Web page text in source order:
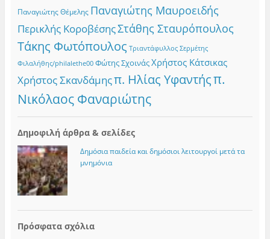
Παναγιώτης Θέμελης Παναγιώτης Μαυροειδής
Περικλής ΚοροβέσηςΣτάθης Σταυρόπουλος
Τάκης Φωτόπουλος Τριαντάφυλλος Σερμέτης
Φιλαλήθης/philalethe00 Φώτης ΣχοινάςΧρήστος Κάτσικας
Χρήστος Σκανδάμηςπ. Ηλίας Υφαντήςπ.
Νικόλαος Φαναριώτης
Δημοφιλή άρθρα & σελίδες
Δημόσια παιδεία και δημόσιοι λειτουργοί μετά τα
μνημόνια
Πρόσφατα σχόλια